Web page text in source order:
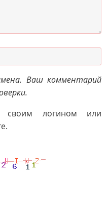
Ваш комментарий
логином или